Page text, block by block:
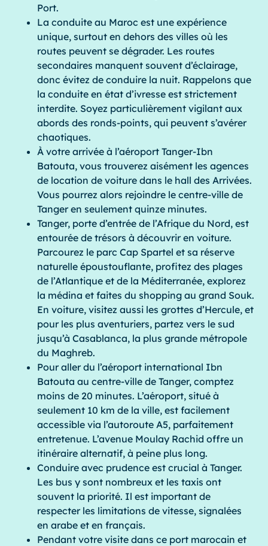
Port.
La conduite au Maroc est une expérience
unique, surtout en dehors des villes où les
routes peuvent se dégrader. Les routes
secondaires manquent souvent d’éclairage,
donc évitez de conduire la nuit. Rappelons que
la conduite en état d’ivresse est strictement
interdite. Soyez particulièrement vigilant aux
abords des ronds-points, qui peuvent s’avérer
chaotiques.
À votre arrivée à l’aéroport Tanger-Ibn
Batouta, vous trouverez aisément les agences
de location de voiture dans le hall des Arrivées.
Vous pourrez alors rejoindre le centre-ville de
Tanger en seulement quinze minutes.
Tanger, porte d’entrée de l’Afrique du Nord, est
entourée de trésors à découvrir en voiture.
Parcourez le parc Cap Spartel et sa réserve
naturelle époustouflante, profitez des plages
de l’Atlantique et de la Méditerranée, explorez
la médina et faites du shopping au grand Souk.
En voiture, visitez aussi les grottes d’Hercule, et
pour les plus aventuriers, partez vers le sud
jusqu’à Casablanca, la plus grande métropole
du Maghreb.
Pour aller du l’aéroport international Ibn
Batouta au centre-ville de Tanger, comptez
moins de 20 minutes. L’aéroport, situé à
seulement 10 km de la ville, est facilement
accessible via l’autoroute A5, parfaitement
entretenue. L’avenue Moulay Rachid offre un
itinéraire alternatif, à peine plus long.
Conduire avec prudence est crucial à Tanger.
Les bus y sont nombreux et les taxis ont
souvent la priorité. Il est important de
respecter les limitations de vitesse, signalées
en arabe et en français.
Pendant votre visite dans ce port marocain et